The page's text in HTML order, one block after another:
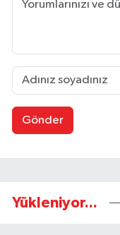
Gönder
Yükleniyor...